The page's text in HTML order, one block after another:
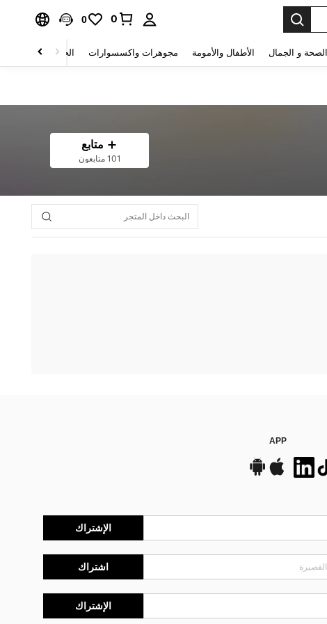
0
0
الصحة و الجمال الأطفال والأمومة مجوهرات واكسسوارات الحقائب والأمتعة
متابع
101 متابعون
APP
الإشتراك
اشتراك
الإشتراك